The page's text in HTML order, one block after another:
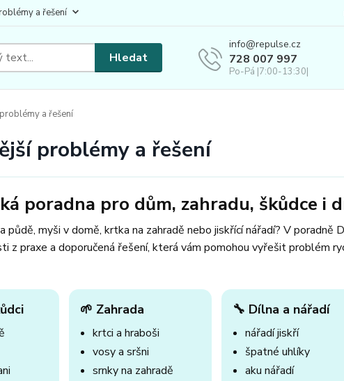
a řešení
Hledat
info@repulse.cz
728 007 997
Po-Pá |7:00-13:30|
a řešení
problémy a řešení
poradna pro dům, zahradu, škůdce i
půdě, myši v domě, krtka na zahradě nebo jiskřící nářadí? V poradně
z praxe a doporučená řešení, která vám pomohou vyřešit problém
🌱 Zahrada
krtci a hraboši
vosy a sršni
srnky na zahradě
🔧 Dílna a nářadí
nářadí jiskří
špatné uhlíky
aku nářadí